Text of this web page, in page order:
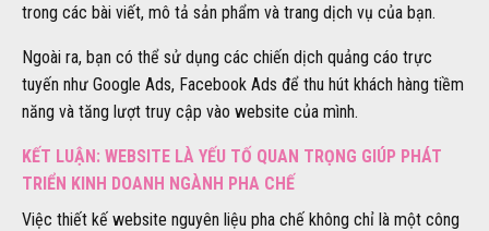
trong các bài viết, mô tả sản phẩm và trang dịch vụ của bạn.
Ngoài ra, bạn có thể sử dụng các chiến dịch quảng cáo trực
tuyến như Google Ads, Facebook Ads để thu hút khách hàng tiềm
năng và tăng lượt truy cập vào website của mình.
KẾT LUẬN: WEBSITE LÀ YẾU TỐ QUAN TRỌNG GIÚP PHÁT
TRIỂN KINH DOANH NGÀNH PHA CHẾ
Việc thiết kế website nguyên liệu pha chế không chỉ là một công